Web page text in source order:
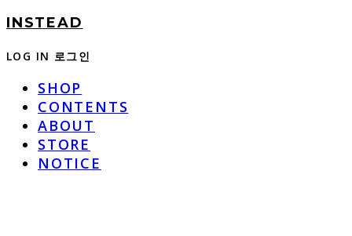
INSTEAD
LOG IN 로그인
SHOP
CONTENTS
ABOUT
STORE
NOTICE